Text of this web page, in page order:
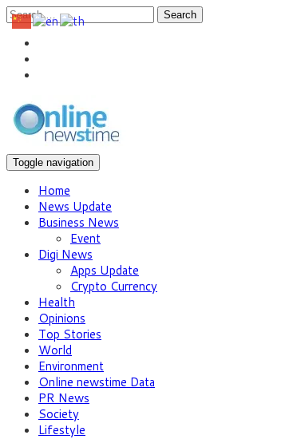
Search
Toggle navigation
Home
News Update
Business News
Event
Digi News
Apps Update
Crypto Currency
Health
Opinions
Top Stories
World
Environment
Online newstime Data
PR News
Society
Lifestyle